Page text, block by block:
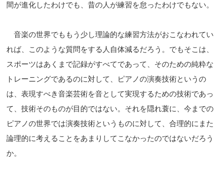
間が進化したわけでも、昔の人が練習を怠ったわけでもない。
音楽の世界でももう少し理論的な練習方法がおこなわれてい
れば、このような質問をする人自体減るだろう。でもそこは、
スポーツはあくまで記録がすべてであって、そのための純粋な
トレーニングであるのに対して、ピアノの演奏技術というの
は、表現すべき音楽芸術を音として実現するための技術であっ
て、技術そのものが目的ではない。それを隠れ蓑に、今までの
ピアノの世界では演奏技術というものに対して、合理的にまた
論理的に考えることをあまりしてこなかったのではないだろう
か。